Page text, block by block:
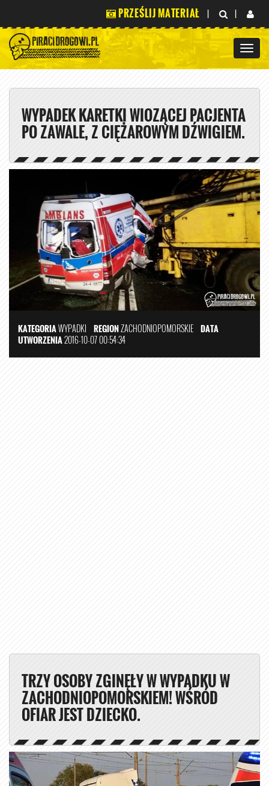
PRZEŚLIJ MATERIAŁ | |
WYPADEK KARETKI WIOZĄCEJ PACJENTA
PO ZAWALE, Z CIĘŻAROWYM DŹWIGIEM.
KATEGORIAWYPADKI REGIONZACHODNIOPOMORSKIE DATA
UTWORZENIA2016-10-07 00:54:34
TRZY OSOBY ZGINĘŁY W WYPADKU W
ZACHODNIOPOMORSKIEM! WŚRÓD
OFIAR JEST DZIECKO.